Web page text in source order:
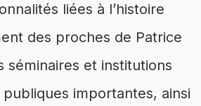
liées à l’histoire
des proches de Patrice
séminaires et institutions
importantes, ainsi